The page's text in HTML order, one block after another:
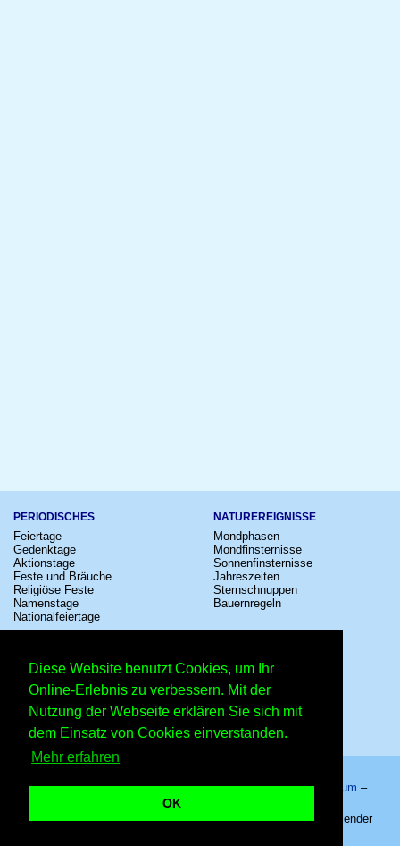
Diese Website benutzt Cookies, um Ihr
Online-Erlebnis zu verbessern. Mit der
Nutzung der Webseite erklären Sie sich mit
dem Einsatz von Cookies einverstanden.
Mehr erfahren
OK
PERIODISCHES
Feiertage
Gedenktage
Aktionstage
Feste und Bräuche
Religiöse Feste
Namenstage
Nationalfeiertage
NATUREREIGNISSE
Mondphasen
Mondfinsternisse
Sonnenfinsternisse
Jahreszeiten
Sternschnuppen
Bauernregeln
Kinostarts
Festivals
Großevents
Fußball
Comedy
Shows
Sternzeichen
Schalttage
Wahltage
Messen
Erinnerungen
Volksfeste
Startseite–Kalender–Lexikon–App–Sitemap–Impressum –
Datenschutzhinweis
Bauernregeln für den 16. Juni – Copyright © 2026 Kleiner Kalender